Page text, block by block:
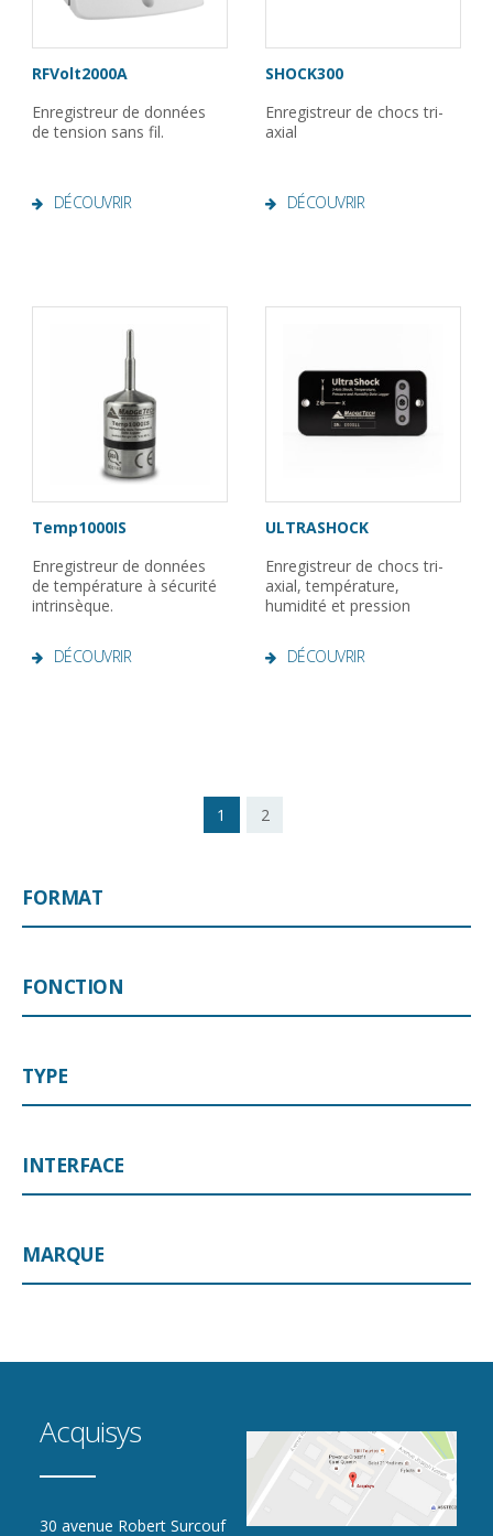
RFVolt2000A
Enregistreur de données
de tension sans fil.
DÉCOUVRIR
SHOCK300
Enregistreur de chocs tri-
axial
DÉCOUVRIR
Temp1000IS
Enregistreur de données
de température à sécurité
intrinsèque.
DÉCOUVRIR
ULTRASHOCK
Enregistreur de chocs tri-
axial, température,
humidité et pression
DÉCOUVRIR
1 2
FORMAT
FONCTION
TYPE
INTERFACE
MARQUE
Acquisys
30 avenue Robert Surcouf